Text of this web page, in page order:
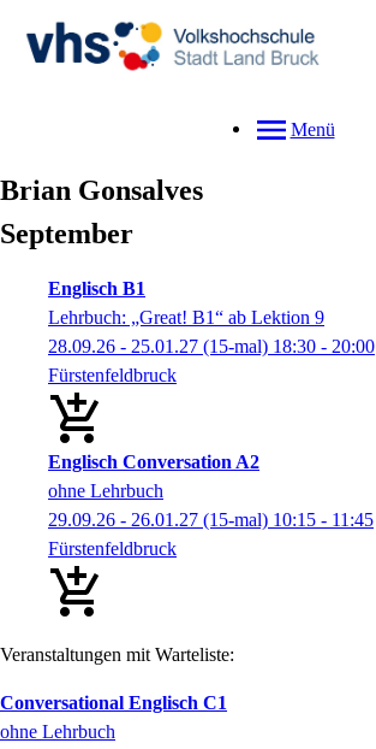
Menü
Brian Gonsalves
September
Englisch B1
Lehrbuch: „Great! B1“ ab Lektion 9
28.09.26 - 25.01.27 (15-mal) 18:30 - 20:00
Fürstenfeldbruck
Englisch Conversation A2
ohne Lehrbuch
29.09.26 - 26.01.27 (15-mal) 10:15 - 11:45
Fürstenfeldbruck
Veranstaltungen mit Warteliste:
Conversational Englisch C1
ohne Lehrbuch